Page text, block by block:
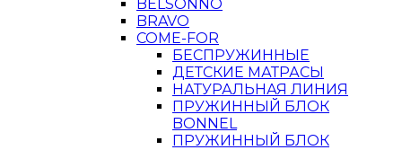
BELSONNO
BRAVO
COME-FOR
БЕСПРУЖИННЫЕ
ДЕТСКИЕ МАТРАСЫ
НАТУРАЛЬНАЯ ЛИНИЯ
ПРУЖИННЫЙ БЛОК
BONNEL
ПРУЖИННЫЙ БЛОК